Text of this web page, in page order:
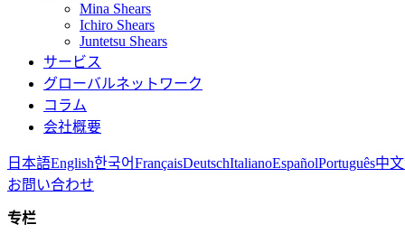
Mina Shears
Ichiro Shears
Juntetsu Shears
サービス
グローバルネットワーク
コラム
会社概要
日本語English한국어FrançaisDeutschItalianoEspañolPortuguês中文
お問い合わせ
专栏